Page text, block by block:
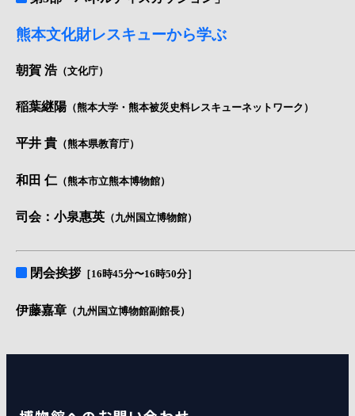
熊本文化財レスキューから学ぶ
朝賀 浩（文化庁）
稲葉継陽 （熊本大学・熊本被災史料レスキューネットワーク）
平井 貴 （熊本県教育庁）
和田 仁 （熊本市立熊本博物館）
司会：小泉惠英 （九州国立博物館）
閉会挨拶［16時45分〜16時50分］
伊藤嘉章 （九州国立博物館副館長）